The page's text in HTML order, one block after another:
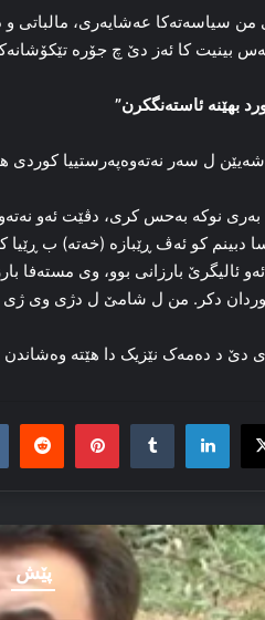
سیاسەتەکا عەشایەری، مالباتی و
بینیت کا ئەز دێ چ جۆرە
بهێنە ئاستەنگکرن”
ل سەر نەتەوەپەرستییا
بەری نوکە بەحس کری، دڤێت ئەو
دبینم کو ئەڤ ڕێبازە (خەتە) ب ڕێیا
ئالیگرێ بارزانی بوو، وی مستەفا
دکر. من ل شامێ ل دژی وی
دێ د دەمەک نێزیک دا هێتە وەشاندن
X
LinkedIn
Tumblr
پێش